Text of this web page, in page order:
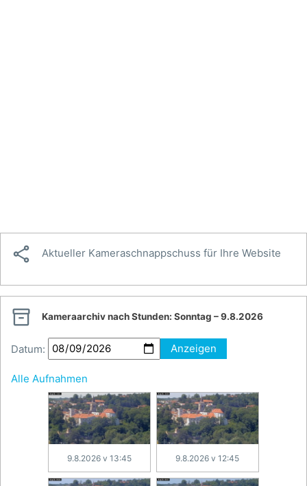
 Aktueller Kameraschnappschuss für Ihre Website
 Kameraarchiv nach Stunden: Sonntag – 9.8.2026
Datum: Anzeigen
Alle Aufnahmen
9.8.2026 v 13:45 9.8.2026 v 12:45